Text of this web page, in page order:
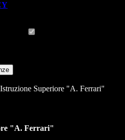
Superiore "A. Ferrari"
"A. Ferrari"